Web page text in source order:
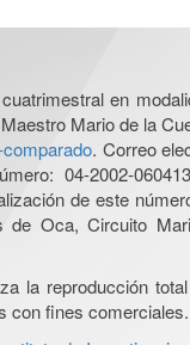
en
Mario de la
. Correo
04-2002-
de este
de Oca, Circuito
la reproducción
con fines comerciales.